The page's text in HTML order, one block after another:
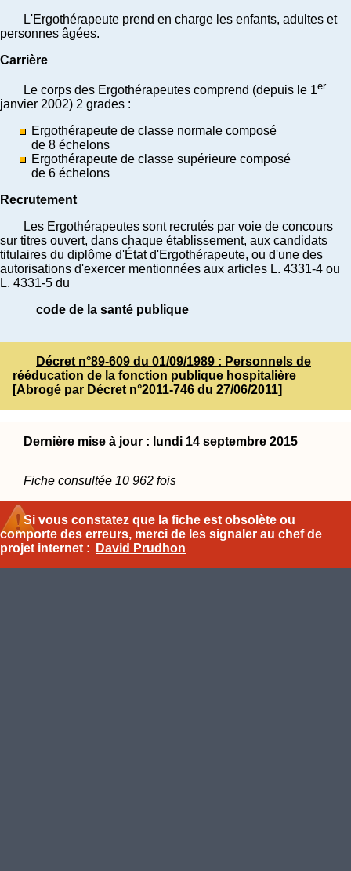
L'Ergothérapeute prend en charge les enfants, adultes et
personnes âgées.
Carrière
Le corps des Ergothérapeutes comprend (depuis le 1er
janvier 2002) 2 grades :
Ergothérapeute de classe normale composé
de 8 échelons
Ergothérapeute de classe supérieure composé
de 6 échelons
Recrutement
Les Ergothérapeutes sont recrutés par voie de concours
sur titres ouvert, dans chaque établissement, aux candidats
titulaires du diplôme d'État d'Ergothérapeute, ou d'une des
autorisations d'exercer mentionnées aux articles L. 4331-4 ou
L. 4331-5 du
code de la santé publique
Décret n°89-609 du 01/09/1989 : Personnels de
rééducation de la fonction publique hospitalière
[Abrogé par Décret n°2011-746 du 27/06/2011]
Dernière mise à jour : lundi 14 septembre 2015
Fiche consultée 10 962 fois
Si vous constatez que la fiche est obsolète ou
comporte des erreurs, merci de les signaler au chef de
projet internet :
David Prudhon